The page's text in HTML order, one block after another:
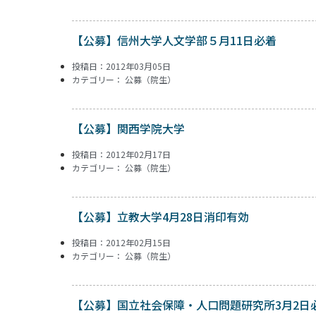
【公募】信州大学人文学部５月11日必着
投稿日：2012年03月05日
カテゴリー： 公募（院生）
【公募】関西学院大学
投稿日：2012年02月17日
カテゴリー： 公募（院生）
【公募】立教大学4月28日消印有効
投稿日：2012年02月15日
カテゴリー： 公募（院生）
【公募】国立社会保障・人口問題研究所3月2日